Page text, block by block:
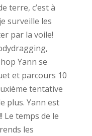
terre, c’est à
surveille les
par la voile!
Yann se
et parcours 10
tentative
plus. Yann est
temps de le
les